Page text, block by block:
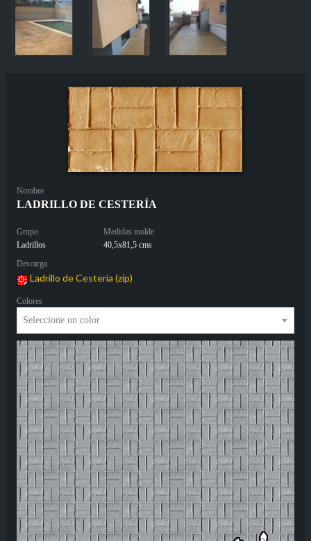
Nombre
LADRILLO DE CESTERÍA
Grupo
Ladrillos
Medidas molde
40,5x81,5 cms
Descarga
Ladrillo de Cestería (zip)
Colores